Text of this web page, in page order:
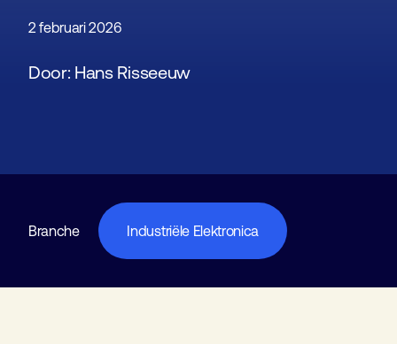
2 februari 2026
Door: Hans Risseeuw
Branche Industriële Elektronica